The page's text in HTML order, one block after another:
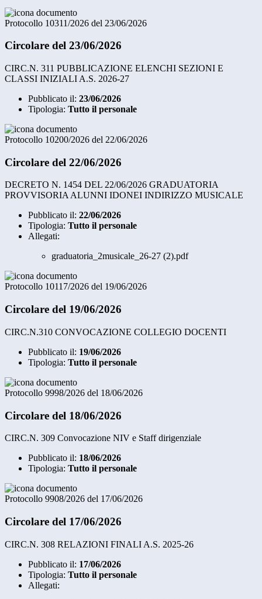
Protocollo 10311/2026 del 23/06/2026
Circolare del 23/06/2026
CIRC.N. 311 PUBBLICAZIONE ELENCHI SEZIONI E
CLASSI INIZIALI A.S. 2026-27
Pubblicato il: 23/06/2026
Tipologia: Tutto il personale
Protocollo 10200/2026 del 22/06/2026
Circolare del 22/06/2026
DECRETO N. 1454 DEL 22/06/2026 GRADUATORIA
PROVVISORIA ALUNNI IDONEI INDIRIZZO MUSICALE
Pubblicato il: 22/06/2026
Tipologia: Tutto il personale
Allegati:
graduatoria_2musicale_26-27 (2).pdf
Protocollo 10117/2026 del 19/06/2026
Circolare del 19/06/2026
CIRC.N.310 CONVOCAZIONE COLLEGIO DOCENTI
Pubblicato il: 19/06/2026
Tipologia: Tutto il personale
Protocollo 9998/2026 del 18/06/2026
Circolare del 18/06/2026
CIRC.N. 309 Convocazione NIV e Staff dirigenziale
Pubblicato il: 18/06/2026
Tipologia: Tutto il personale
Protocollo 9908/2026 del 17/06/2026
Circolare del 17/06/2026
CIRC.N. 308 RELAZIONI FINALI A.S. 2025-26
Pubblicato il: 17/06/2026
Tipologia: Tutto il personale
Allegati: